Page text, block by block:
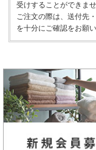
受けすることができま
ご注文の際は、送付先
を十分にご確認をお願い